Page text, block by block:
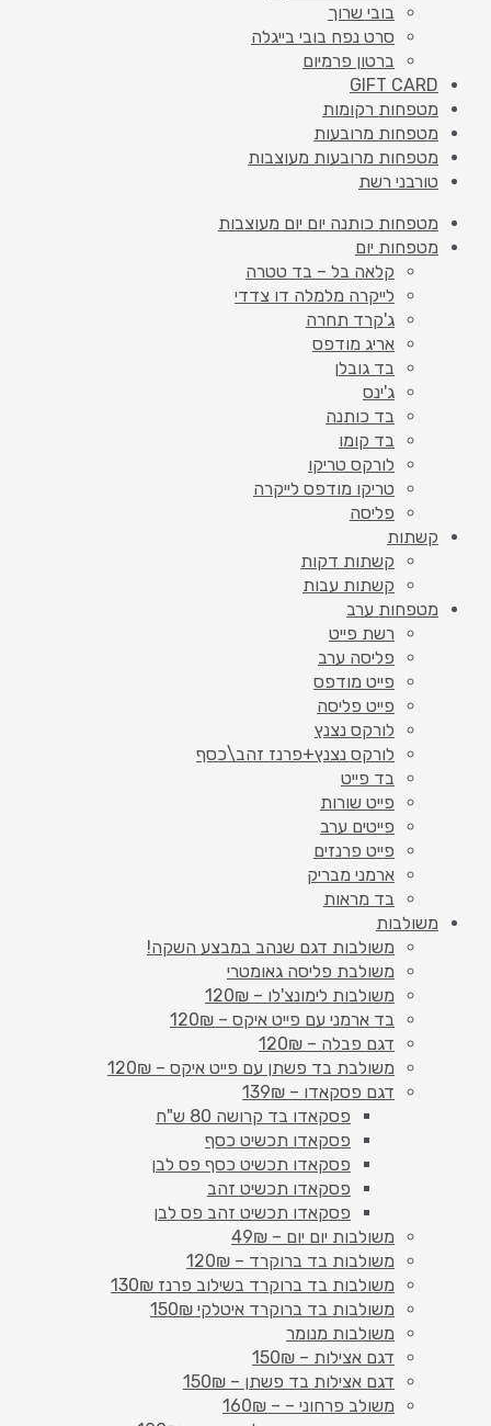
בובי שרוך
סרט נפח בובי בייגלה
ברטון פרמיום
GIFT CARD
מטפחות רקומות
מטפחות מרובעות
מטפחות מרובעות מעוצבות
טורבני רשת
מטפחות כותנה יום יום מעוצבות
מטפחות יום
קלאה בל – בד טטרה
לייקרה מלמלה דו צדדי
ג'קרד תחרה
אריג מודפס
בד גובלן
ג'ינס
בד כותנה
בד קומו
לורקס טריקו
טריקו מודפס לייקרה
פליסה
קשתות
קשתות דקות
קשתות עבות
מטפחות ערב
רשת פייט
פליסה ערב
פייט מודפס
פייט פליסה
לורקס נצנץ
לורקס נצנץ+פרנז זהב\כסף
בד פייט
פייט שורות
פייטים ערב
פייט פרנזים
ארמני מבריק
בד מראות
משולבות
משולבות דגם שנהב במבצע השקה!
משולבת פליסה גאומטרי
משולבות לימונצ'לו – 120₪
בד ארמני עם פייט איקס – 120₪
דגם פבלה – 120₪
משולבת בד פשתן עם פייט איקס – 120₪
דגם פסקאדו – 139₪
פסקאדו בד קרושה 80 ש"ח
פסקאדו תכשיט כסף
פסקאדו תכשיט כסף פס לבן
פסקאדו תכשיט זהב
פסקאדו תכשיט זהב פס לבן
משולבות יום יום – 49₪
משולבות בד ברוקרד – 120₪
משולבות בד ברוקרד בשילוב פרנז 130₪
משולבות בד ברוקרד איטלקי 150₪
משולבות מנומר
דגם אצילות – 150₪
דגם אצילות בד פשתן – 150₪
משולב פרחוני – – 160₪